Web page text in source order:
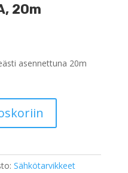
20m
asennettuna 20m
Sähkötarvikkeet